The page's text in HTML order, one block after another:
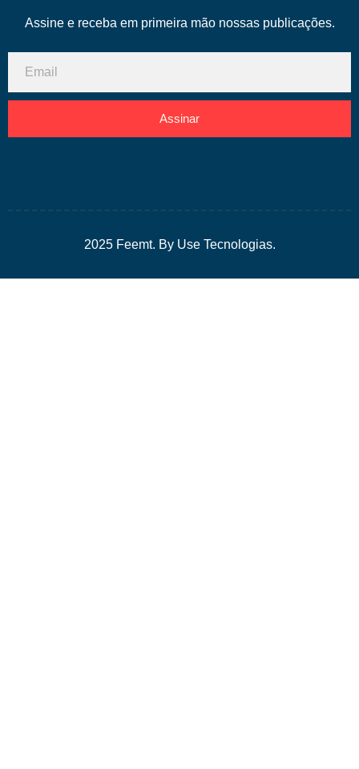
Assine e receba em primeira mão nossas publicações.
Assinar
2025 Feemt. By Use Tecnologias.